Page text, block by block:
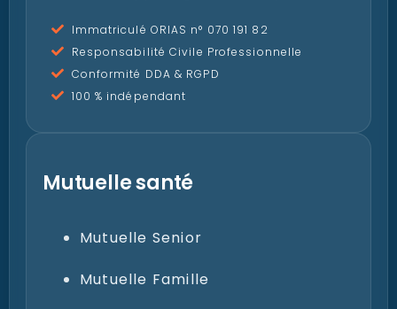
Immatriculé ORIAS n° 070 191 82
Responsabilité Civile Professionnelle
Conformité DDA & RGPD
100 % indépendant
Mutuelle santé
Mutuelle Senior
Mutuelle Famille